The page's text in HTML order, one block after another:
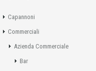
Capannoni
Commerciali
Azienda Commerciale
Bar